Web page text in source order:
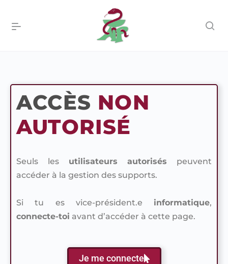
ACCÈS NON
AUTORISÉ
Seuls les utilisateurs autorisés peuvent
accéder à la gestion des supports.
Si tu es vice-président.e informatique,
connecte-toi avant d’accéder à cette page.
Je me connecte